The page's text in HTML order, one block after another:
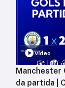
Vídeo
Manchester
da partida |